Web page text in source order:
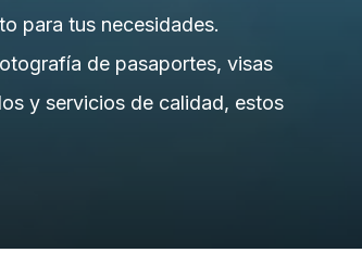
para tus necesidades.
de pasaportes, visas
y servicios de calidad, estos